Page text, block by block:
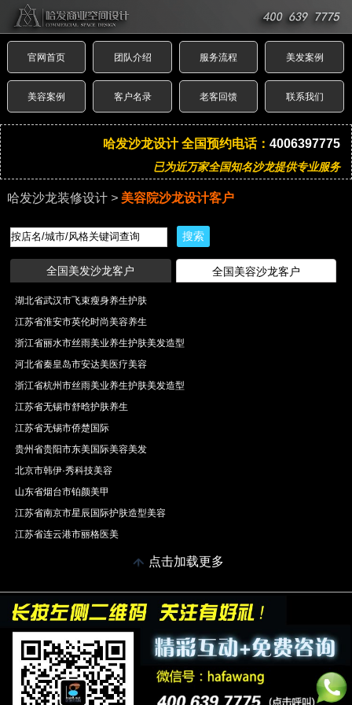
官网首页 团队介绍 服务流程 美发案例
美容案例 客户名录 老客回馈 联系我们
哈发沙龙设计 全国预约电话： 4006397775
已为近万家全国知名沙龙提供专业服务
哈发沙龙装修设计 > 美容院沙龙设计客户
搜索
全国美发沙龙客户 全国美容沙龙客户
湖北省武汉市飞束瘦身养生护肤
江苏省淮安市英伦时尚美容养生
浙江省丽水市丝雨美业养生护肤美发造型
河北省秦皇岛市安达美医疗美容
浙江省杭州市丝雨美业养生护肤美发造型
江苏省无锡市舒晗护肤养生
江苏省无锡市侨楚国际
贵州省贵阳市东美国际美容美发
北京市韩伊·秀科技美容
山东省烟台市铂颜美甲
江苏省南京市星辰国际护肤造型美容
江苏省连云港市丽格医美
点击加载更多